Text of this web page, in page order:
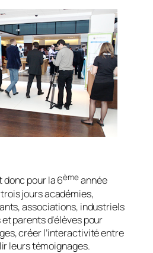
donc pour la 6èmeannée
jours académies,
associations, industriels
parents d’élèves pour
créer l’interactivité entre
leurs témoignages.